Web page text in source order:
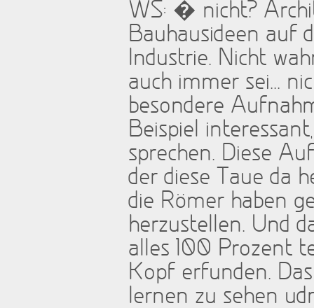
WS: � nicht?
Bauhausideen auf
Industrie. Nicht
auch immer sei...
besondere
Beispiel
sprechen. Diese
der diese Taue da
die Römer haben
herzustellen. Und
alles 100 Prozent
Kopf erfunden.
lernen zu sehen